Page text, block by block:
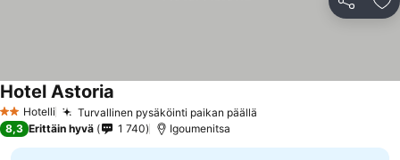
Jaa
2 Tähtiluokitus
Hotelli Turvallinen pysäköinti paikan päällä
Hotel Astoria
8,3 Erittäin hyvä 1 740 Igoumenitsa